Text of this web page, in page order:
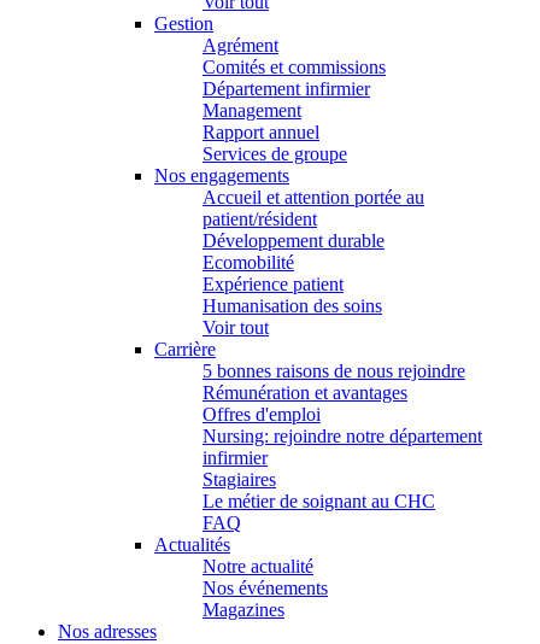
Gestion
Agrément
Comités et commissions
Département infirmier
Management
Rapport annuel
Services de groupe
Nos engagements
Accueil et attention portée au
patient/résident
Développement durable
Ecomobilité
Expérience patient
Humanisation des soins
Voir tout
Carrière
5 bonnes raisons de nous rejoindre
Rémunération et avantages
Offres d'emploi
Nursing: rejoindre notre département
infirmier
Stagiaires
Le métier de soignant au CHC
FAQ
Actualités
Notre actualité
Nos événements
Magazines
Nos adresses